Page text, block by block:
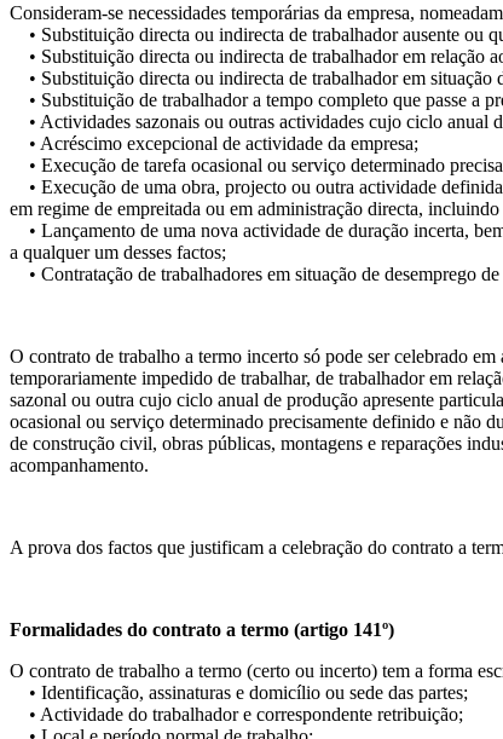
Consideram-se necessidades temporárias da empresa,
• Substituição directa ou indirecta de trabalhador ausente ou
• Substituição directa ou indirecta de trabalhador em relação
• Substituição directa ou indirecta de trabalhador em situação
• Substituição de trabalhador a tempo completo que passe a
• Actividades sazonais ou outras actividades cujo ciclo anual
• Acréscimo excepcional de actividade da empresa;
• Execução de tarefa ocasional ou serviço determinado
• Execução de uma obra, projecto ou outra actividade
em regime de empreitada ou em administração directa,
• Lançamento de uma nova actividade de duração incerta,
a qualquer um desses factos;
• Contratação de trabalhadores em situação de desemprego
O contrato de trabalho a termo incerto só pode ser celebrado
temporariamente impedido de trabalhar, de trabalhador em
sazonal ou outra cujo ciclo anual de produção apresente
ocasional ou serviço determinado precisamente definido e não
de construção civil, obras públicas, montagens e reparações
acompanhamento.
A prova dos factos que justificam a celebração do contrato a
Formalidades do contrato a termo (artigo 141º)
O contrato de trabalho a termo (certo ou incerto) tem a forma
• Identificação, assinaturas e domicílio ou sede das partes;
• Actividade do trabalhador e correspondente retribuição;